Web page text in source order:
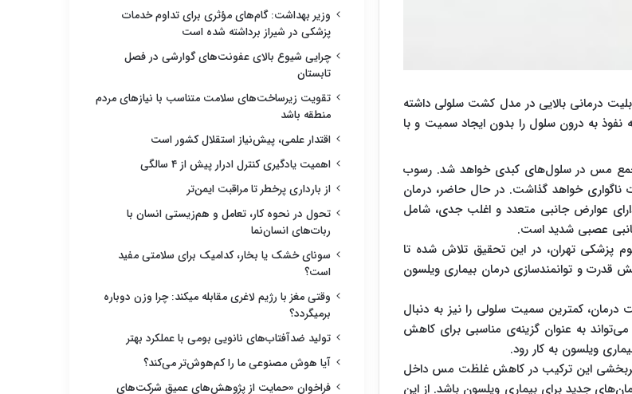
درمانی بالایی در مدل کشت سلولی داشته
نفوذ به درون سلول را بدون ایجاد سمیت و با
مس در سلول‌های کبدی خواهد شد. رسوب
خواهد گذاشت. در حال حاضر، درمان
عوارض جانبی متعدد و اغلب جدی، شامل
عصبی شدید است.
پزشکی تهران، در این تحقیق تلاش شده تا
و توانمندسازی درمان بیماری ویلسون
درمان، کمترین سمیت سلولی را نیز به دنبال
به عنوان گزینه‌ی مناسبی برای کاهش
ویلسون به کار رود.
این ترکیب در کاهش غلظت مس داخل
جدید برای بیماری ویلسون باشد. از این
وزیر بهداشت: گام‌های مؤثری برای تداوم خدمات
پزشکی در شیراز برداشته شده است
چرایی شیوع بالای عفونت‌های گوارشی در فصل
تابستان
تقویت زیرساخت‌های سلامت متناسب با نیازهای مردم
منطقه باشد
اقتدار علمی، پیش‌نیاز استقلال کشور است
اهمیت یادگیری کنترل ادرار پیش از ۴ سالگی
از بارداری پرخطر تا مراقبت ایمن‌تر
تحول در نحوه کار، تعامل و هم‌زیستی انسان با
ربات‌های انسان‌نما
سونای خشک یا بخار، کدامیک برای سلامتی مفید
است؟
وقتی مغز با رژیم لاغری مقابله میکند: چرا وزن دوباره
برمیگردد؟
تولید ضدآفتاب‌های نانویی بومی با عملکرد بهتر
آیا هوش مصنوعی ما را کم‌هوش‌تر می‌کند؟
فراخوان «حمایت از پژوهش‌های عمیق شرکت‌های